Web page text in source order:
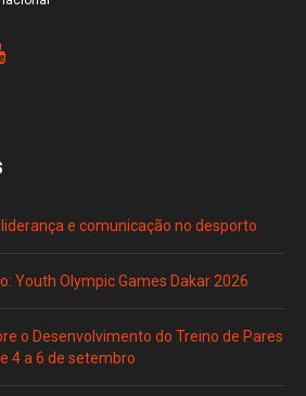
e comunicação no desporto
Youth Olympic Games Dakar 2026
o Desenvolvimento do Treino de Pares
4 a 6 de setembro